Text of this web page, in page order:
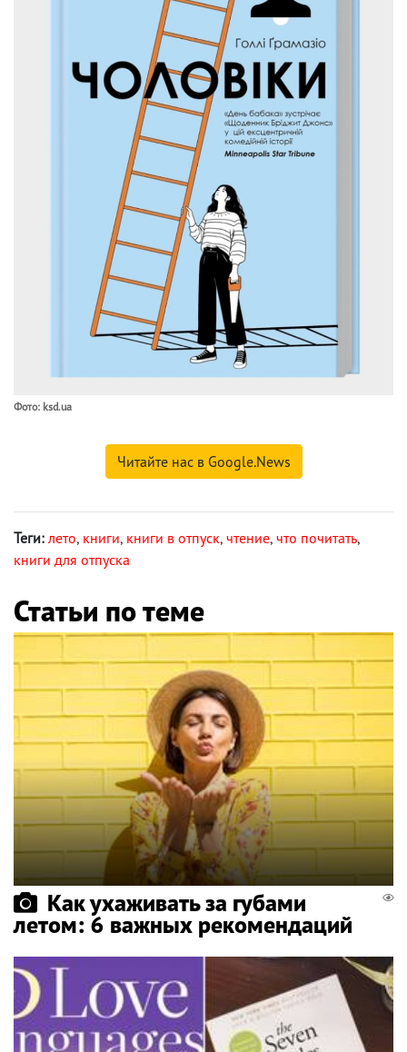
Фото: ksd.ua
Читайте нас в Google.News
Теги: лето, книги, книги в отпуск, чтение, что почитать,
книги для отпуска
Статьи по теме
Как ухаживать за губами
летом: 6 важных рекомендаций